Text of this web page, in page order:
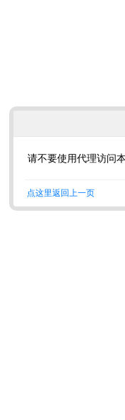
请不要使用代理访问
点这里返回上一页